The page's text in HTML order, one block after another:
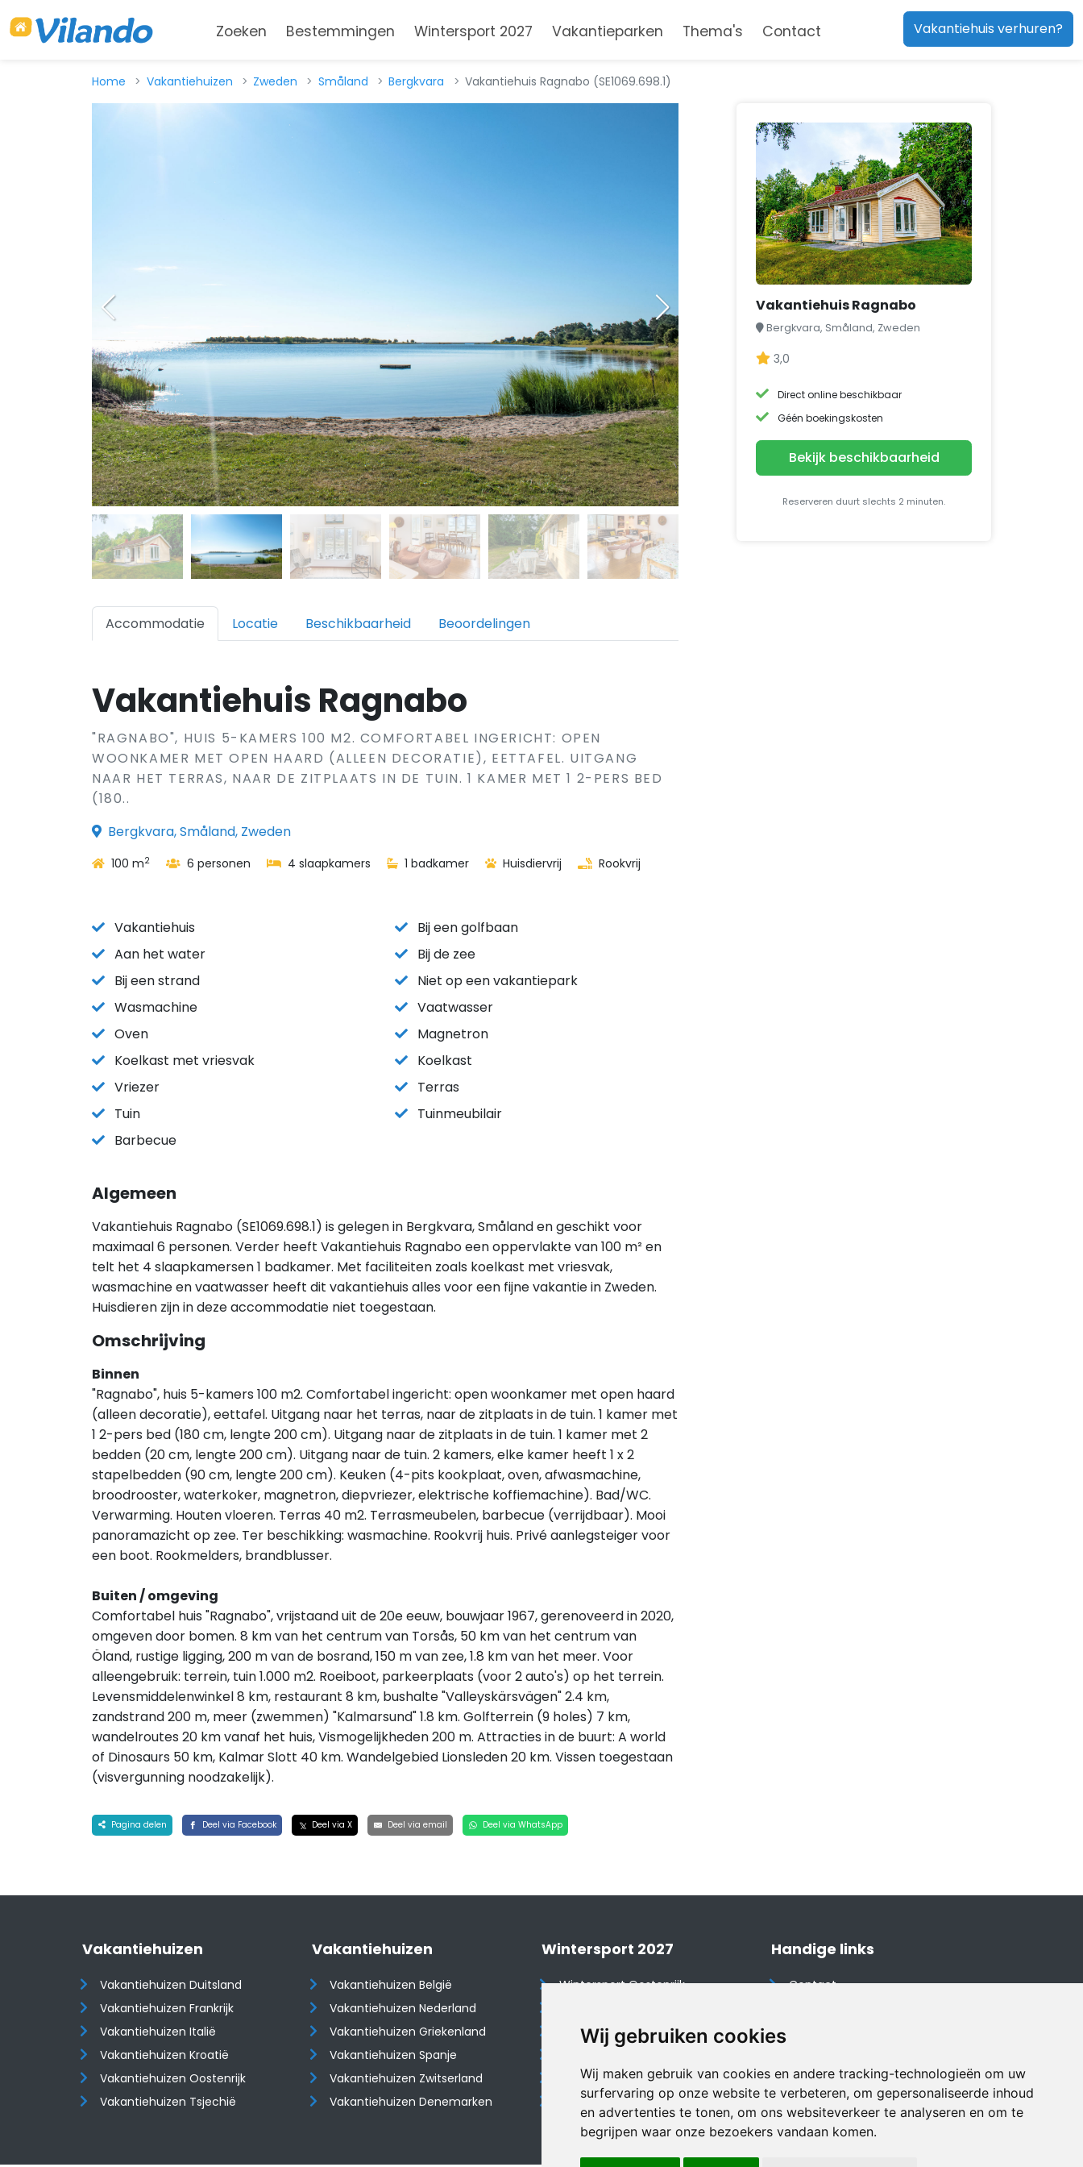
Wij gebruiken cookies
Wij maken gebruik van cookies en andere tracking-technologieën om uw
surfervaring op onze website te verbeteren, om gepersonaliseerde inhoud
en advertenties te tonen, om ons websiteverkeer te analyseren en om te
begrijpen waar onze bezoekers vandaan komen.
Zoeken Bestemmingen Wintersport 2027 Vakantieparken Thema's Contact Vakantiehuis verhuren?
Home Vakantiehuizen Zweden Småland Bergkvara Vakantiehuis Ragnabo (SE1069.698.1)
Accommodatie Locatie Beschikbaarheid Beoordelingen
Vakantiehuis Ragnabo
"RAGNABO", HUIS 5-KAMERS 100 M2. COMFORTABEL INGERICHT: OPEN
WOONKAMER MET OPEN HAARD (ALLEEN DECORATIE), EETTAFEL. UITGANG
NAAR HET TERRAS, NAAR DE ZITPLAATS IN DE TUIN. 1 KAMER MET 1 2-PERS BED
(180..
Bergkvara, Småland, Zweden
100 m2 6 personen 4 slaapkamers 1 badkamer Huisdiervrij Rookvrij
Vakantiehuis
Bij een golfbaan
Aan het water
Bij de zee
Bij een strand
Niet op een vakantiepark
Wasmachine
Vaatwasser
Oven
Magnetron
Koelkast met vriesvak
Koelkast
Vriezer
Terras
Tuin
Tuinmeubilair
Barbecue
Algemeen
Vakantiehuis Ragnabo (SE1069.698.1) is gelegen in Bergkvara, Småland en geschikt voor
maximaal 6 personen. Verder heeft Vakantiehuis Ragnabo een oppervlakte van 100 m² en
telt het 4 slaapkamersen 1 badkamer. Met faciliteiten zoals koelkast met vriesvak,
wasmachine en vaatwasser heeft dit vakantiehuis alles voor een fijne vakantie in Zweden.
Huisdieren zijn in deze accommodatie niet toegestaan.
Omschrijving
Binnen
"Ragnabo", huis 5-kamers 100 m2. Comfortabel ingericht: open woonkamer met open haard
(alleen decoratie), eettafel. Uitgang naar het terras, naar de zitplaats in de tuin. 1 kamer met
1 2-pers bed (180 cm, lengte 200 cm). Uitgang naar de zitplaats in de tuin. 1 kamer met 2
bedden (20 cm, lengte 200 cm). Uitgang naar de tuin. 2 kamers, elke kamer heeft 1 x 2
stapelbedden (90 cm, lengte 200 cm). Keuken (4-pits kookplaat, oven, afwasmachine,
broodrooster, waterkoker, magnetron, diepvriezer, elektrische koffiemachine). Bad/WC.
Verwarming. Houten vloeren. Terras 40 m2. Terrasmeubelen, barbecue (verrijdbaar). Mooi
panoramazicht op zee. Ter beschikking: wasmachine. Rookvrij huis. Privé aanlegsteiger voor
een boot. Rookmelders, brandblusser.
Buiten / omgeving
Comfortabel huis "Ragnabo", vrijstaand uit de 20e eeuw, bouwjaar 1967, gerenoveerd in 2020,
omgeven door bomen. 8 km van het centrum van Torsås, 50 km van het centrum van
Öland, rustige ligging, 200 m van de bosrand, 150 m van zee, 1.8 km van het meer. Voor
alleengebruik: terrein, tuin 1.000 m2. Roeiboot, parkeerplaats (voor 2 auto's) op het terrein.
Levensmiddelenwinkel 8 km, restaurant 8 km, bushalte "Valleyskärsvägen" 2.4 km,
zandstrand 200 m, meer (zwemmen) "Kalmarsund" 1.8 km. Golfterrein (9 holes) 7 km,
wandelroutes 20 km vanaf het huis, Vismogelijkheden 200 m. Attracties in de buurt: A world
of Dinosaurs 50 km, Kalmar Slott 40 km. Wandelgebied Lionsleden 20 km. Vissen toegestaan
(visvergunning noodzakelijk).
Pagina delen Deel via Facebook Deel via X Deel via email Deel via WhatsApp
Vakantiehuis Ragnabo
Bergkvara, Småland, Zweden
3,0
Direct online beschikbaar
Géén boekingskosten
Bekijk beschikbaarheid
Reserveren duurt slechts 2 minuten.
Vakantiehuizen
Vakantiehuizen Duitsland
Vakantiehuizen Frankrijk
Vakantiehuizen Italië
Vakantiehuizen Kroatië
​​​​​​​Vakantiehuizen Oostenrijk
Vakantiehuizen Tsjechië
Vakantiehuizen
Vakantiehuizen België
Vakantiehuizen Nederland
Vakantiehuizen Griekenland
Vakantiehuizen Spanje
​​​​​​​Vakantiehuizen Zwitserland
Vakantiehuizen Denemarken
Wintersport 2027
Wintersport Oostenrijk
Wintersport Tsjechië
Wintersport Duitsland
Wintersport Italië
Handige links
Contact
Disclaimer
Vakantiehuis website